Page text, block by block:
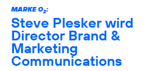
MARKE O2:
Steve Plesker wird
Director Brand &
Marketing
Communications